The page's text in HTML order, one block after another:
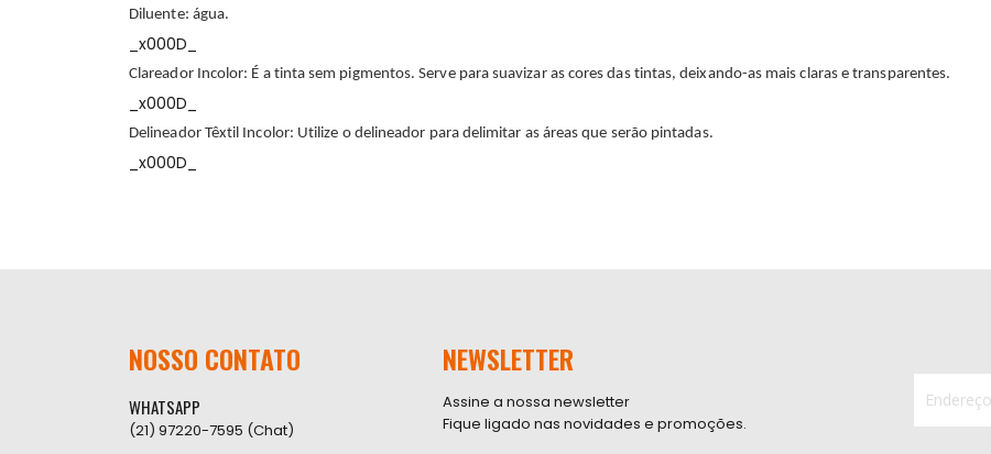
Diluente: água.
_x000D_
Clareador Incolor: É a tinta sem pigmentos. Serve para suavizar as cores das tintas, deixando-as mais claras e transparentes.
_x000D_
Delineador Têxtil Incolor: Utilize o delineador para delimitar as áreas que serão pintadas.
_x000D_
NOSSO CONTATO
WHATSAPP
(21) 97220-7595 (Chat)
NEWSLETTER
Assine a nossa newsletter
Fique ligado nas novidades e promoções.